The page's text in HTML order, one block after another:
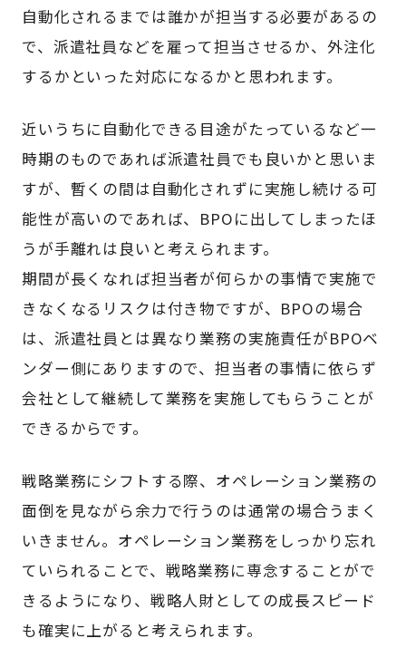
自動化されるまでは誰かが担当する必要があるの
で、派遣社員などを雇って担当させるか、外注化
するかといった対応になるかと思われます。
近いうちに自動化できる目途がたっているなど一
時期のものであれば派遣社員でも良いかと思いま
すが、暫くの間は自動化されずに実施し続ける可
能性が高いのであれば、BPOに出してしまったほ
うが手離れは良いと考えられます。
期間が長くなれば担当者が何らかの事情で実施で
きなくなるリスクは付き物ですが、BPOの場合
は、派遣社員とは異なり業務の実施責任がBPOベ
ンダー側にありますので、担当者の事情に依らず
会社として継続して業務を実施してもらうことが
できるからです。
戦略業務にシフトする際、オペレーション業務の
面倒を見ながら余力で行うのは通常の場合うまく
いきません。オペレーション業務をしっかり忘れ
ていられることで、戦略業務に専念することがで
きるようになり、戦略人財としての成長スピード
も確実に上がると考えられます。